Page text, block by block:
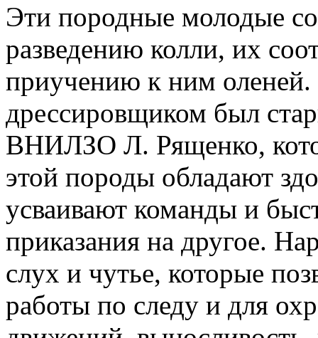
Эти породные молодые
разведению колли, их
приучению к ним
дрессировщиком был
ВНИЛЗО Л. Рященко,
этой породы обладают
усваивают команды и
приказания на другое.
слух и чутье, которые
работы по следу и для